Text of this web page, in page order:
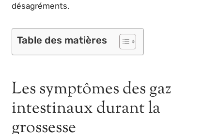
désagréments.
Table des matières
Les symptômes des gaz
intestinaux durant la
grossesse